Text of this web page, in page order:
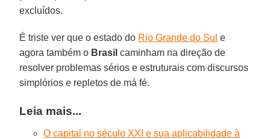
excluídos.
É triste ver que o estado do Rio Grande do Sul e
agora também o Brasil caminham na direção de
resolver problemas sérios e estruturais com discursos
simplórios e repletos de má fé.
Leia mais...
O capital no século XXI e sua aplicabilidade à